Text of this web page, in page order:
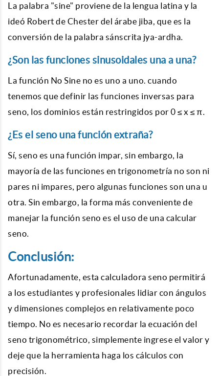
La palabra "sine" proviene de la lengua latina y la
ideó Robert de Chester del árabe jiba, que es la
conversión de la palabra sánscrita jya-ardha.
¿Son las funciones sinusoidales una a una?
La función No Sine no es uno a uno. cuando
tenemos que definir las funciones inversas para
seno, los dominios están restringidos por 0 ≤ x ≤ π.
¿Es el seno una función extraña?
Sí, seno es una función impar, sin embargo, la
mayoría de las funciones en trigonometría no son ni
pares ni impares, pero algunas funciones son una u
otra. Sin embargo, la forma más conveniente de
manejar la función seno es el uso de una calcular
seno.
Conclusión:
Afortunadamente, esta calculadora seno permitirá
a los estudiantes y profesionales lidiar con ángulos
y dimensiones complejos en relativamente poco
tiempo. No es necesario recordar la ecuación del
seno trigonométrico, simplemente ingrese el valor y
deje que la herramienta haga los cálculos con
precisión.